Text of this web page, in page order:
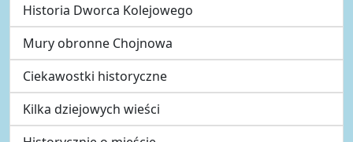
Historia Dworca Kolejowego
Mury obronne Chojnowa
Ciekawostki historyczne
Kilka dziejowych wieści